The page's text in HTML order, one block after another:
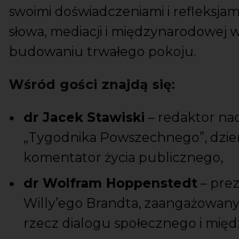
swoimi doświadczeniami i
słowa, mediacji i międzynarodowej
budowaniu trwałego pokoju.
Wśród gości znajdą się:
dr Jacek Stawiski – redaktor
„Tygodnika Powszechnego”,
komentator życia publicznego,
dr Wolfram Hoppenstedt –
Willy’ego Brandta,
rzecz dialogu społecznego i